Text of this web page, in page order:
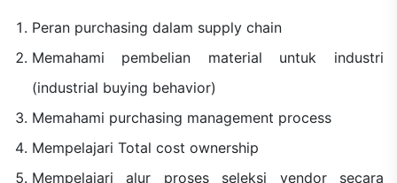
Peran purchasing dalam supply chain
Memahami pembelian material untuk industri
(industrial buying behavior)
Memahami purchasing management process
Mempelajari Total cost ownership
Mempelajari alur proses seleksi vendor secara